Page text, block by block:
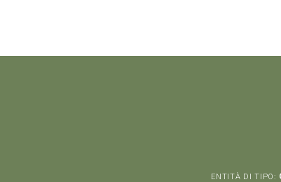
ENTITÀ DI TIPO: